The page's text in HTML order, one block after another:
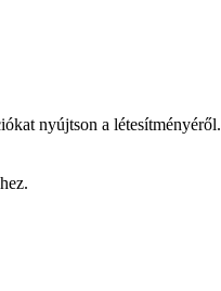
nyújtson a létesítményéről.